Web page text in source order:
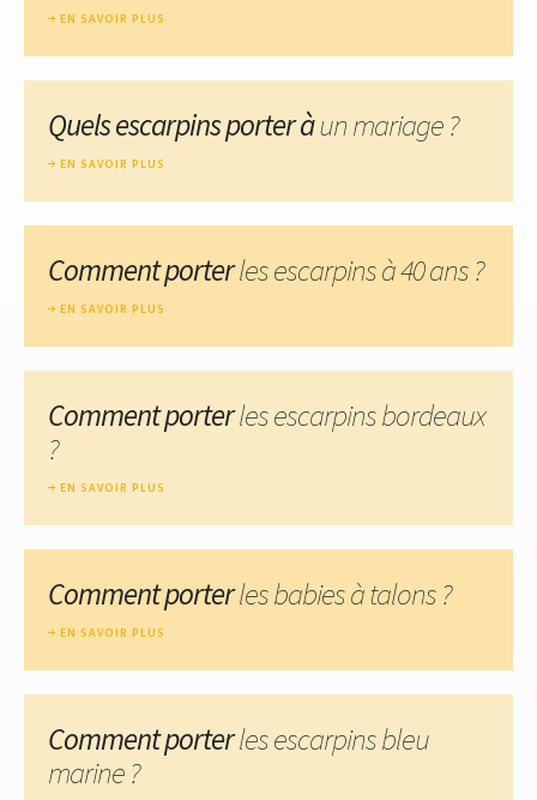
EN SAVOIR PLUS
Quels escarpins porter àun mariage ?
EN SAVOIR PLUS
Comment porterles escarpins à 40 ans ?
EN SAVOIR PLUS
Comment porterles escarpins bordeaux
?
EN SAVOIR PLUS
Comment porterles babies à talons ?
EN SAVOIR PLUS
Comment porterles escarpins bleu
marine ?